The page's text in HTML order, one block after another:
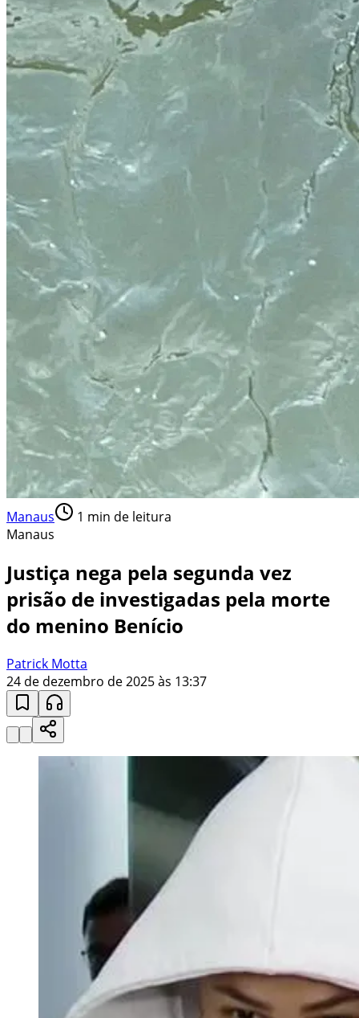
Manaus 1 min de leitura
Manaus
Justiça nega pela segunda vez
prisão de investigadas pela morte
do menino Benício
Patrick Motta
24 de dezembro de 2025 às 13:37